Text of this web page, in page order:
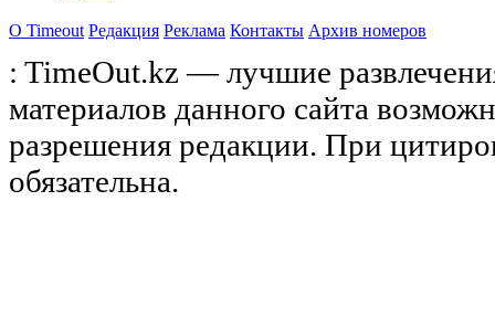
О Timeоut Редакция Реклама Контакты Архив номеров
: TimeOut.kz — лучшие
материалов данного сайта
разрешения редакции. При
обязательна.